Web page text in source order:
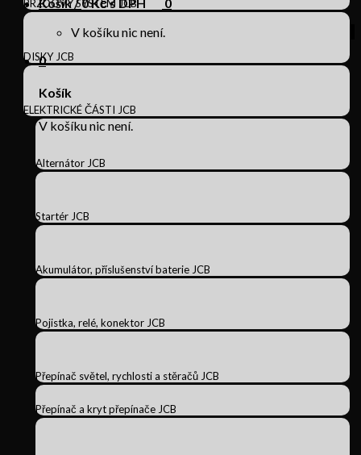
V košíku nic není.
0
Košík
V košíku nic není.
BRZDOVÝ SYSTÉM JCB
DISKY JCB
ELEKTRICKÉ ČÁSTI JCB
Alternátor JCB
Startér JCB
Akumulátor, příslušenství baterie JCB
Pojistka, relé, konektor JCB
Přepínač světel, rychlosti a stěračů JCB
Přepínač a kryt přepínače JCB